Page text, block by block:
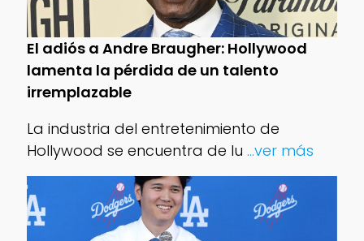
El adiós a Andre Braugher: Hollywood
lamenta la pérdida de un talento
irremplazable
La industria del entretenimiento de
Hollywood se encuentra de lu ...ver más